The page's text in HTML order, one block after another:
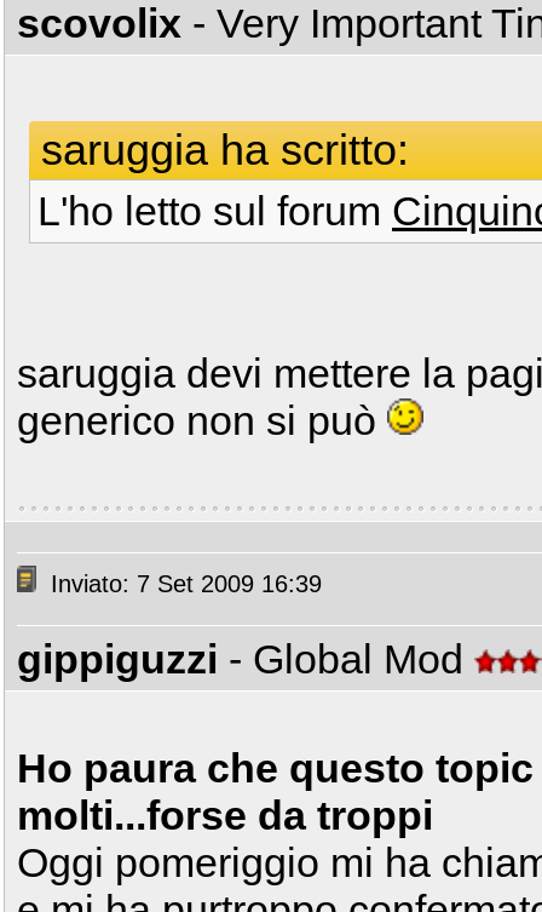
scovolix - Very Important
saruggia ha scritto:
L'ho letto sul forum
saruggia devi mettere la
generico non si può
Inviato: 7 Set 2009 16:39
gippiguzzi - Global Mod
Ho paura che questo
molti...forse da troppi
Oggi pomeriggio mi ha